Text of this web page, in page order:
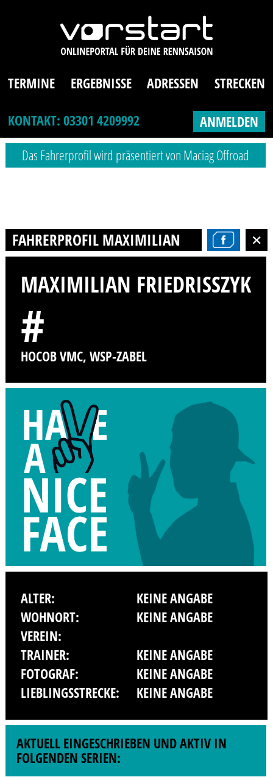
TERMINE ERGEBNISSE ADRESSEN
STRECKEN
KONTAKT: 03301 4209992
ANMELDEN
Das Fahrerprofil wird präsentiert von Maciag Offroad
FAHRERPROFIL MAXIMILIAN FRIEDRISSZYK
MAXIMILIAN FRIEDRISSZYK
#
HOCOB VMC, WSP-ZABEL
ALTER:
KEINE ANGABE
WOHNORT:
KEINE ANGABE
VEREIN:
TRAINER:
KEINE ANGABE
FOTOGRAF:
KEINE ANGABE
LIEBLINGSSTRECKE:
KEINE ANGABE
AKTUELL EINGESCHRIEBEN UND AKTIV IN
FOLGENDEN SERIEN: